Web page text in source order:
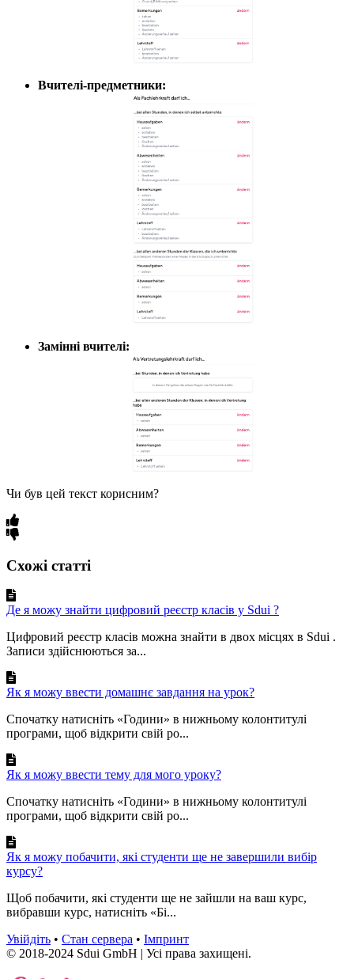
Вчителі-предметники:
Замінні вчителі:
Чи був цей текст корисним?
Схожі статті
Де я можу знайти цифровий реєстр класів у Sdui ?
Цифровий реєстр класів можна знайти в двох місцях в Sdui .
Записи здійснюються за...
Як я можу ввести домашнє завдання на урок?
Спочатку натисніть «Години» в нижньому колонтитулі
програми, щоб відкрити свій ро...
Як я можу ввести тему для мого уроку?
Спочатку натисніть «Години» в нижньому колонтитулі
програми, щоб відкрити свій ро...
Як я можу побачити, які студенти ще не завершили вибір
курсу?
Щоб побачити, які студенти ще не зайшли на ваш курс,
вибравши курс, натисніть «Бі...
Увійдіть • Стан сервера • Імпринт
© 2018-2024 Sdui GmbH | Усі права захищені.